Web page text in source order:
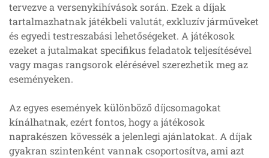
tervezve a versenykihívások során. Ezek a díjak
tartalmazhatnak játékbeli valutát, exkluzív járműveket
és egyedi testreszabási lehetőségeket. A játékosok
ezeket a jutalmakat specifikus feladatok teljesítésével
vagy magas rangsorok elérésével szerezhetik meg az
eseményeken.
Az egyes események különböző díjcsomagokat
kínálhatnak, ezért fontos, hogy a játékosok
naprakészen kövessék a jelenlegi ajánlatokat. A díjak
gyakran szintenként vannak csoportosítva, ami azt